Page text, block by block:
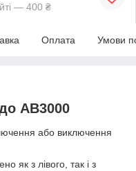
— 400 ₴
Оплата Умови
АВ3000
або виключення
як з лівого, так і з